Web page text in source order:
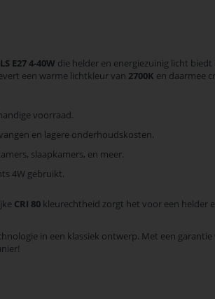
E27 4-40W die helder en energiezuinig licht
een warme lichtkleur van 2700K en daarmee
voorraad.
en lagere onderhoudskosten.
slaapkamers, en meer.
4W gebruikt.
CRI 80 kleurechtheid zorgt het voor een helder
in een klassiek ontwerp. Met een